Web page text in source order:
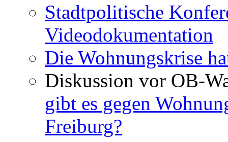
Stadtpolitische
Videodokumentation
Die Wohnungskrise
Diskussion vor OB-
gibt es gegen
Freiburg?